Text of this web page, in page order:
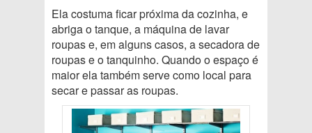
Ela costuma ficar próxima da cozinha, e
abriga o tanque, a máquina de lavar
roupas e, em alguns casos, a secadora de
roupas e o tanquinho. Quando o espaço é
maior ela também serve como local para
secar e passar as roupas.